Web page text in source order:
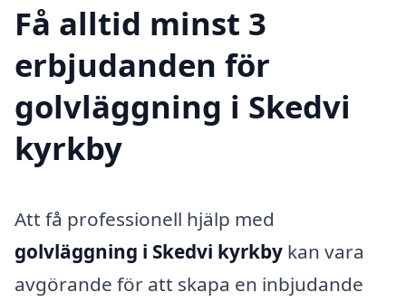
Få alltid minst 3
erbjudanden för
golvläggning i Skedvi
kyrkby
Att få professionell hjälp med
golvläggning i Skedvi kyrkby kan vara
avgörande för att skapa en inbjudande